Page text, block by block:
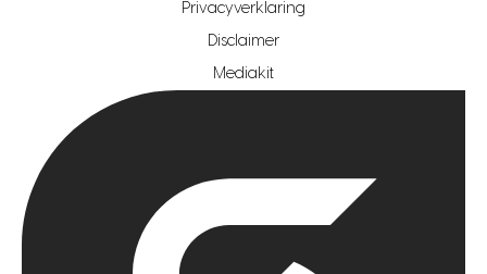
hypotheekshop regio rotterdam
Privacyverklaring
Disclaimer
Mediakit